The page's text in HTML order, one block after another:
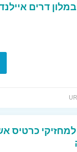
דרים
כרטיס